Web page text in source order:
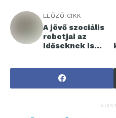
ELŐZŐ CIKK
A jövő szociális
robotjai az
időseknek is